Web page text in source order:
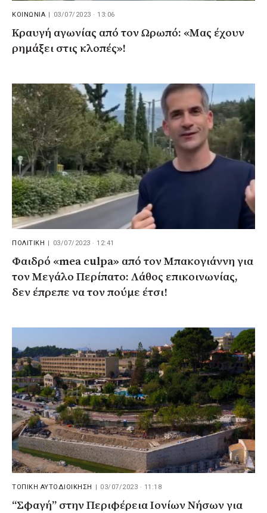
ΚΟΙΝΩΝΙΑ 03/07/2023 · 13:06
Κραυγή αγωνίας από τον Ωρωπό: «Μας έχουν
ρημάξει στις κλοπές»!
ΠΟΛΙΤΙΚΗ | 03/07/2023 · 12:41
Φαιδρό «mea culpa» από τον Μπακογιάννη για
τον Μεγάλο Περίπατο: Λάθος επικοινωνίας,
δεν έπρεπε να τον πούμε έτσι!
ΤΟΠΙΚΗ ΑΥΤΟΔΙΟΙΚΗΣΗ | 03/07/2023 · 11:18
“Σφαγή” στην Περιφέρεια Ιονίων Νήσων για